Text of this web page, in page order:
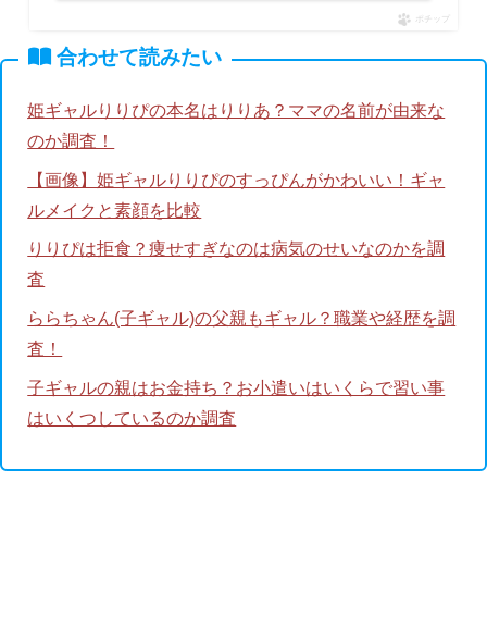
ポチップ
合わせて読みたい
姫ギャルりりぴの本名はりりあ？ママの名前が由来な
のか調査！
【画像】姫ギャルりりぴのすっぴんがかわいい！ギャ
ルメイクと素顔を比較
りりぴは拒食？痩せすぎなのは病気のせいなのかを調
査
ららちゃん(子ギャル)の父親もギャル？職業や経歴を調
査！
子ギャルの親はお金持ち？お小遣いはいくらで習い事
はいくつしているのか調査